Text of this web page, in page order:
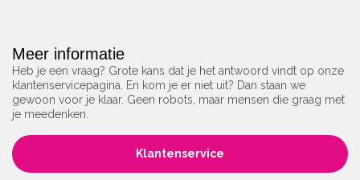
Meer informatie
Heb je een vraag? Grote kans dat je het antwoord vindt op onze
klantenservicepagina. En kom je er niet uit? Dan staan we
gewoon voor je klaar. Geen robots, maar mensen die graag met
je meedenken.
Klantenservice